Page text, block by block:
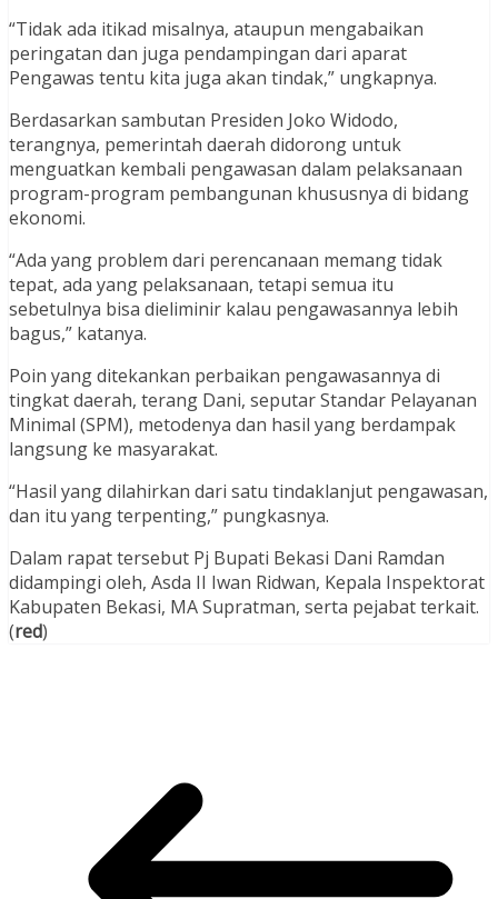
“Tidak ada itikad misalnya, ataupun mengabaikan
peringatan dan juga pendampingan dari aparat
Pengawas tentu kita juga akan tindak,” ungkapnya.
Berdasarkan sambutan Presiden Joko Widodo,
terangnya, pemerintah daerah didorong untuk
menguatkan kembali pengawasan dalam pelaksanaan
program-program pembangunan khususnya di bidang
ekonomi.
“Ada yang problem dari perencanaan memang tidak
tepat, ada yang pelaksanaan, tetapi semua itu
sebetulnya bisa dieliminir kalau pengawasannya lebih
bagus,” katanya.
Poin yang ditekankan perbaikan pengawasannya di
tingkat daerah, terang Dani, seputar Standar Pelayanan
Minimal (SPM), metodenya dan hasil yang berdampak
langsung ke masyarakat.
“Hasil yang dilahirkan dari satu tindaklanjut pengawasan,
dan itu yang terpenting,” pungkasnya.
Dalam rapat tersebut Pj Bupati Bekasi Dani Ramdan
didampingi oleh, Asda II Iwan Ridwan, Kepala Inspektorat
Kabupaten Bekasi, MA Supratman, serta pejabat terkait.
(red)